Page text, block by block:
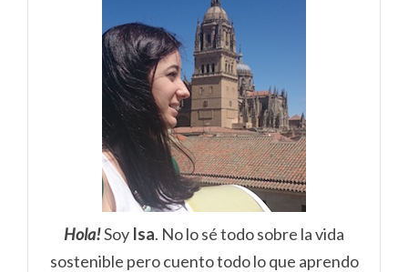
Hola!Soy Isa. No lo sé todo sobre la vida
sostenible pero cuento todo lo que aprendo